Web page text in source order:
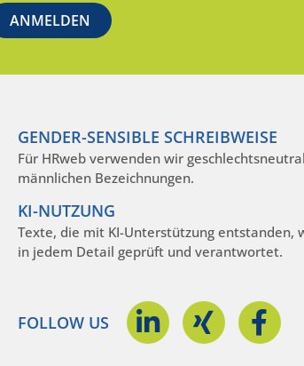
GENDER-SENSIBLE SCHREIBWEISE
Für HRweb verwenden wir
männlichen Bezeichnungen.
KI-NUTZUNG
Texte, die mit KI-Unterstützung entstanden,
in jedem Detail geprüft und verantwortet.
FOLLOW US